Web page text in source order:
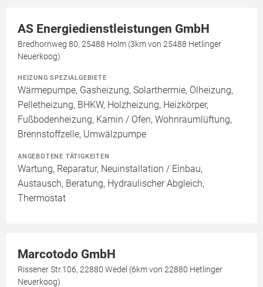
AS Energiedienstleistungen GmbH
Bredhornweg 80, 25488 Holm (3km von 25488 Hetlinger
Neuerkoog)
HEIZUNG SPEZIALGEBIETE
Wärmepumpe, Gasheizung, Solarthermie, Ölheizung,
Pelletheizung, BHKW, Holzheizung, Heizkörper,
Fußbodenheizung, Kamin / Ofen, Wohnraumlüftung,
Brennstoffzelle, Umwälzpumpe
ANGEBOTENE TÄTIGKEITEN
Wartung, Reparatur, Neuinstallation / Einbau,
Austausch, Beratung, Hydraulischer Abgleich,
Thermostat
Marcotodo GmbH
Rissener Str.106, 22880 Wedel (6km von 22880 Hetlinger
Neuerkoog)